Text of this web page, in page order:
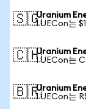
🇸🇬Uranium
1 UECon는
🇨🇭Uranium
1 UECon는
🇧🇷Uranium
1 UECon는